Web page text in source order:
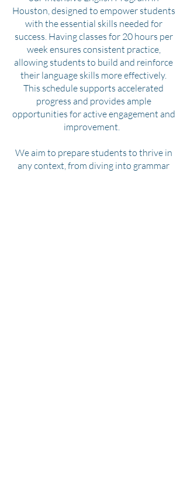
Houston, designed to empower students
with the essential skills needed for
success. Having classes for 20 hours per
week ensures consistent practice,
allowing students to build and reinforce
their language skills more effectively.
This schedule supports accelerated
progress and provides ample
opportunities for active engagement and
improvement.
We aim to prepare students to thrive in
any context, from diving into grammar